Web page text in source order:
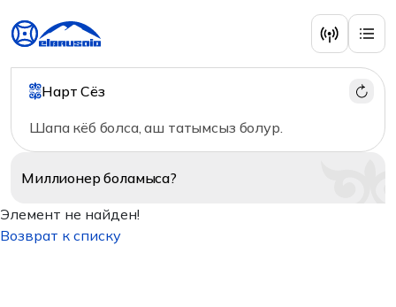
Нарт Сёз
Шапа кёб болса, аш татымсыз болур.
Миллионерболамыса?
Элемент не найден!
Возврат к списку